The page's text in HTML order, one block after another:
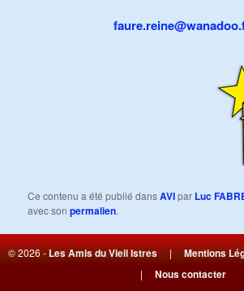
Ce contenu a été publié dansAVIpar Luc
avec sonpermalien.
© 2026 -Les Amis du Vieil Istres|Mentions
| Nous contacter